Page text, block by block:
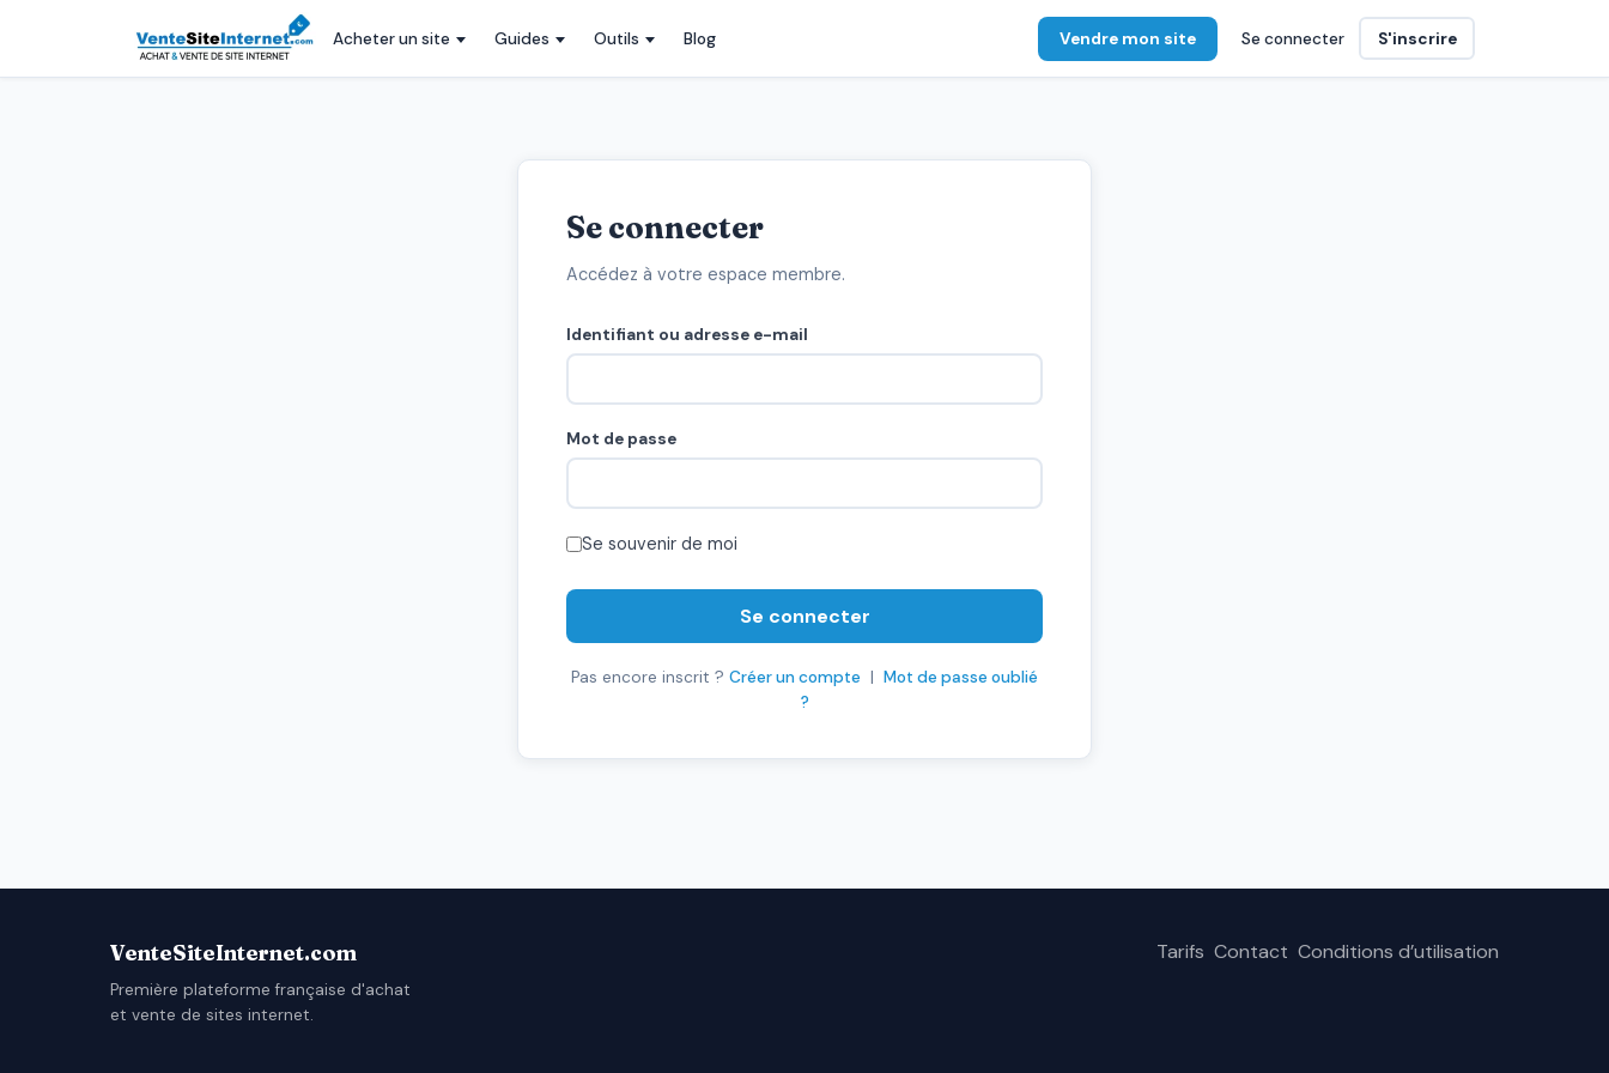
Acheter un site Guides Outils Blog Vendre mon site Se connecter S'inscrire
Se connecter
Accédez à votre espace membre.
Identifiant ou adresse e-mail
Mot de passe
Se souvenir de moi
Se connecter
Pas encore inscrit ? Créer un compte | Mot de passe oublié
?
VenteSiteInternet.com
Première plateforme française d'achat
et vente de sites internet.
Tarifs Contact Conditions d’utilisation